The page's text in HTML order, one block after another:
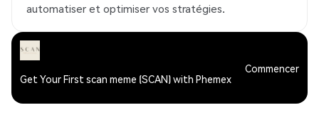
automatiser et optimiser vos stratégies.
Get Your First scan meme (SCAN) with Phemex
Commencer